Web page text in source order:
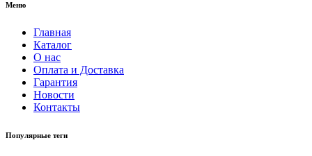
Меню
Главная
Каталог
О нас
Оплата и Доставка
Гарантия
Новости
Контакты
Популярные теги